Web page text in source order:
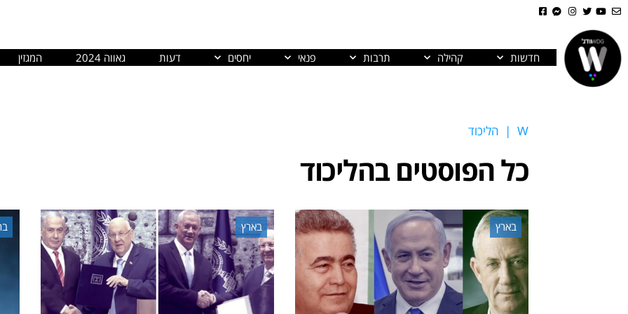
חדשות קהילה תרבות פנאי יחסים דעות גאווה 2024 המגזין
W
| הליכוד
כל הפוסטים בהליכוד
בארץ בארץ